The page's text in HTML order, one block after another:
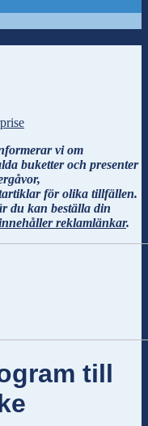
vi om
buketter och presenter
för olika tillfällen.
du kan beställa din
reklamlänkar.
till